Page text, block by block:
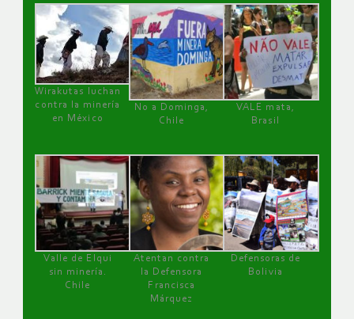
Wirakutas luchan
contra la minería
en México
No a Dominga,
Chile
VALE mata,
Brasil
Valle de Elqui
sin minería.
Chile
Atentan contra
la Defensora
Francisca
Márquez
Defensoras de
Bolivia